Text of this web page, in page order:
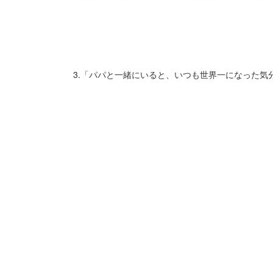
3.「パパと一緒にいると、いつも世界一になった気